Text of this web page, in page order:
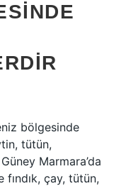
bölgesinde
tütün,
Marmara’da
fındık, çay, tütün,